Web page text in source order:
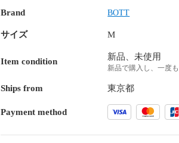
Brand BOTT
サイズ M
Item condition 新品、未使用
新品で購入し、一度
Ships from 東京都
Payment method